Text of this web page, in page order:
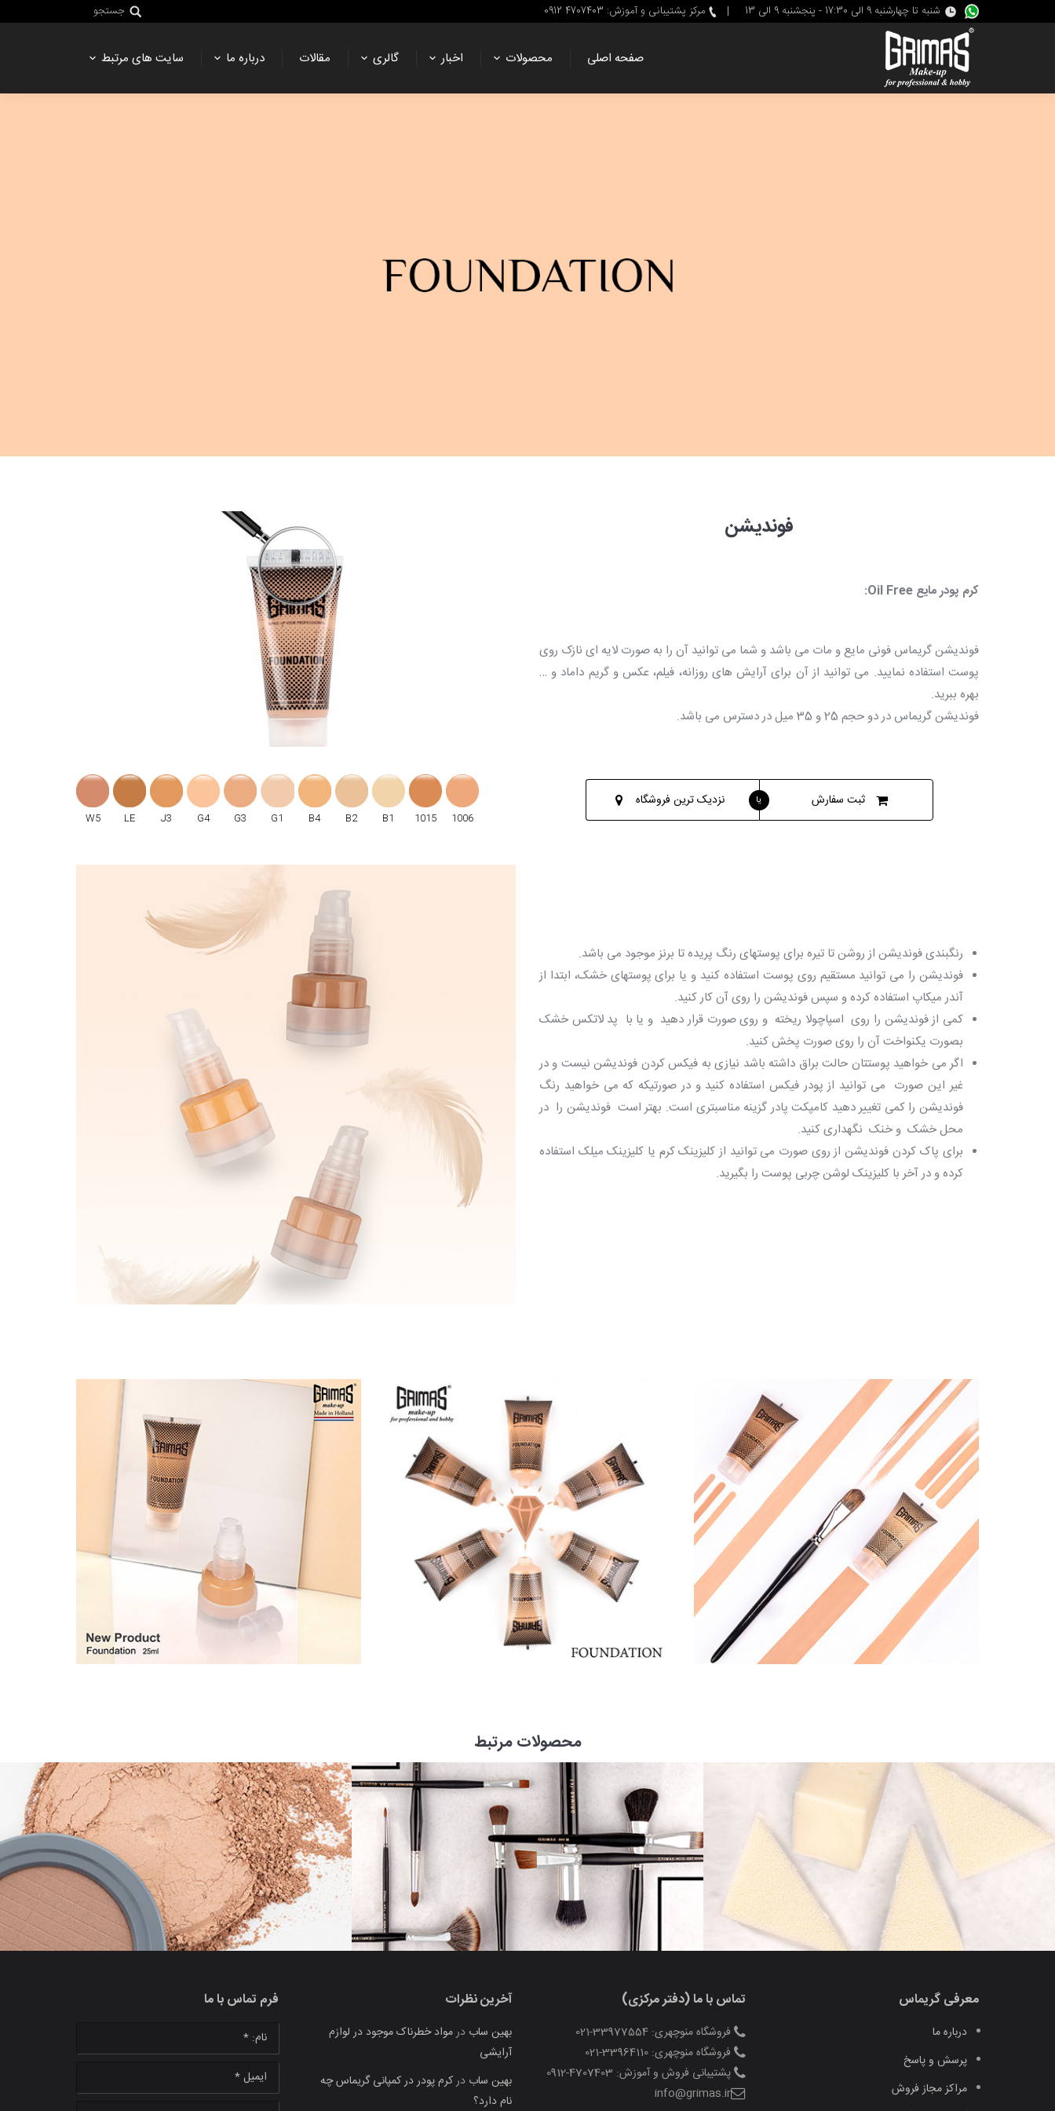
شنبه تا چهارشنبه 9 الی 17:30 - پنجشنبه 9 الی 13 | مرکز پشتیبانی و آموزش: 4707403 0912 جستجو
صفحه اصلی محصولات اخبار گالری مقالات درباره ما سایت های مرتبط
فوندیشن
کرم پودر مایع Oil Free
:
فوندیشن گریماس فونی مایع و مات می باشد و شما می توانید آن را به صورت لایه ای نازک روی
پوست استفاده نمایید. می توانید از آن برای آرایش های روزانه، فیلم، عکس و گریم داماد و …
بهره ببرید.
فوندیشن گریماس در دو حجم 25 و 35 میل در دسترس می باشد.
نزدیک ترین فروشگاه یا ثبت سفارش
1006
1015
B1
B2
B4
G1
G3
G4
J3
LE
W5
رنگبندی فوندیشن از روشن تا تیره برای پوستهای رنگ پریده تا برنز موجود می باشد.
فوندیشن را می توانید مستقیم روی پوست استفاده کنید و یا برای پوستهای خشک، ابتدا از
آندر میکاپ استفاده کرده و سپس فوندیشن را روی آن کار کنید.
کمی از فوندیشن را روی اسپاچولا ریخته و روی صورت قرار دهید و یا با پد لاتکس خشک
بصورت یکنواخت آن را روی صورت پخش کنید.
اگر می خواهید پوستتان حالت براق داشته باشد نیازی به فیکس کردن فوندیشن نیست و در
غیر این صورت می توانید از پودر فیکس استفاده کنید و در صورتیکه که می خواهید رنگ
فوندیشن را کمی تغییر دهید کامپکت پادر گزینه مناسبتری است. بهتر است فوندیشن را در
محل خشک و خنک نگهداری کنید.
برای پاک کردن فوندیشن از روی صورت می توانید از کلیزینک کرم یا کلیزینک میلک استفاده
کرده و در آخر با کلیزینک لوشن چربی پوست را بگیرید.
محصولات مرتبط
معرفی گریماس
درباره ما
پرسش و پاسخ
مراکز مجاز فروش
تماس با ما (دفتر مرکزی)
فروشگاه منوچهری: 33977554-021
فروشگاه منوچهری: 33964110-021
پشتیبانی فروش و آموزش: 4707403-0912
info@grimas.ir
آخرین نظرات
بهین ساب درمواد خطرناک موجود در لوازم
آرایشی
بهین ساب درکرم پودر در کمپانی گریماس چه
نام دارد؟
فرم تماس با ما
نام: *
ایمیل *